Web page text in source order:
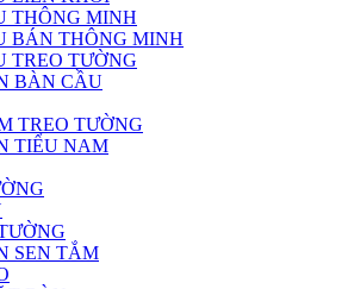
THÔNG MINH
BÁN THÔNG MINH
TREO TƯỜNG
BÀN CẦU
TREO TƯỜNG
TIỂU NAM
SEN TẮM